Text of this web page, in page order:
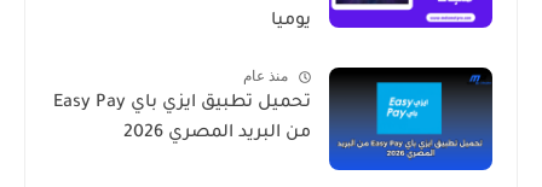
يوميا
منذ عام
تحميل تطبيق ايزي باي Easy Pay
من البريد المصري 2026